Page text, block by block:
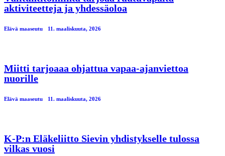
aktiviteetteja ja yhdessäoloa
Elävä maaseutu 11. maaliskuuta, 2026
Miitti tarjoaaa ohjattua vapaa-ajanviettoa
nuorille
Elävä maaseutu 11. maaliskuuta, 2026
K-P:n Eläkeliitto Sievin yhdistykselle tulossa
vilkas vuosi